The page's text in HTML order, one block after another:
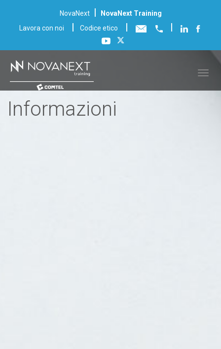
NovaNext |
NovaNext Training
Lavora con noi
| Codice etico | |
Informazioni